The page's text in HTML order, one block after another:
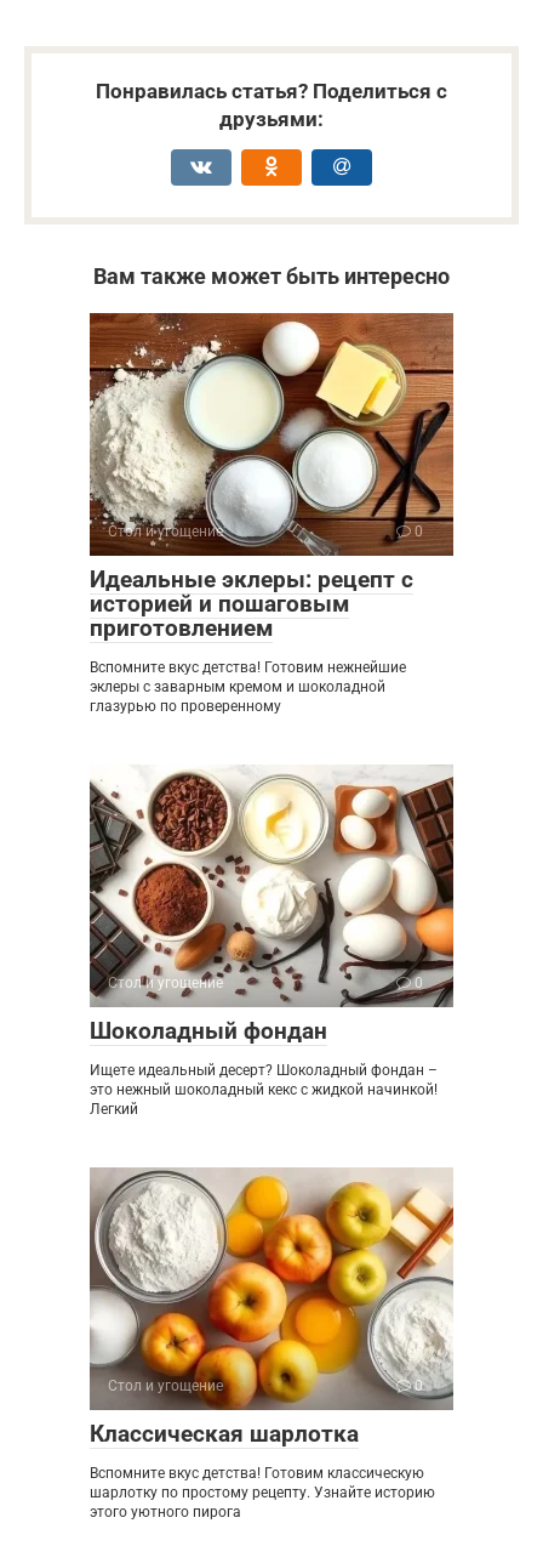
Понравилась статья? Поделиться с
друзьями:
Вам также может быть интересно
Стол и угощение 0
Идеальные эклеры: рецепт с
историей и пошаговым
приготовлением
Вспомните вкус детства! Готовим нежнейшие
эклеры с заварным кремом и шоколадной
глазурью по проверенному
Стол и угощение 0
Шоколадный фондан
Ищете идеальный десерт? Шоколадный фондан –
это нежный шоколадный кекс с жидкой начинкой!
Легкий
Стол и угощение 0
Классическая шарлотка
Вспомните вкус детства! Готовим классическую
шарлотку по простому рецепту. Узнайте историю
этого уютного пирога